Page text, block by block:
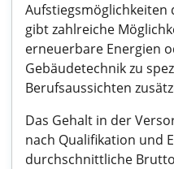
Aufstiegsmöglichkeiten
gibt zahlreiche
erneuerbare Energien
Gebäudetechnik zu
Berufsaussichten
Das Gehalt in der
nach Qualifikation und
durchschnittliche